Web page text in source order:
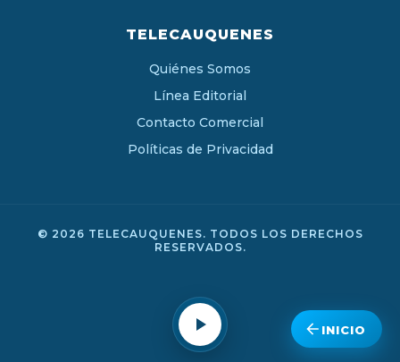
TELECAUQUENES
Quiénes Somos
Línea Editorial
Contacto Comercial
Políticas de Privacidad
© 2026 TELECAUQUENES. TODOS LOS DERECHOS
RESERVADOS.
INICIO